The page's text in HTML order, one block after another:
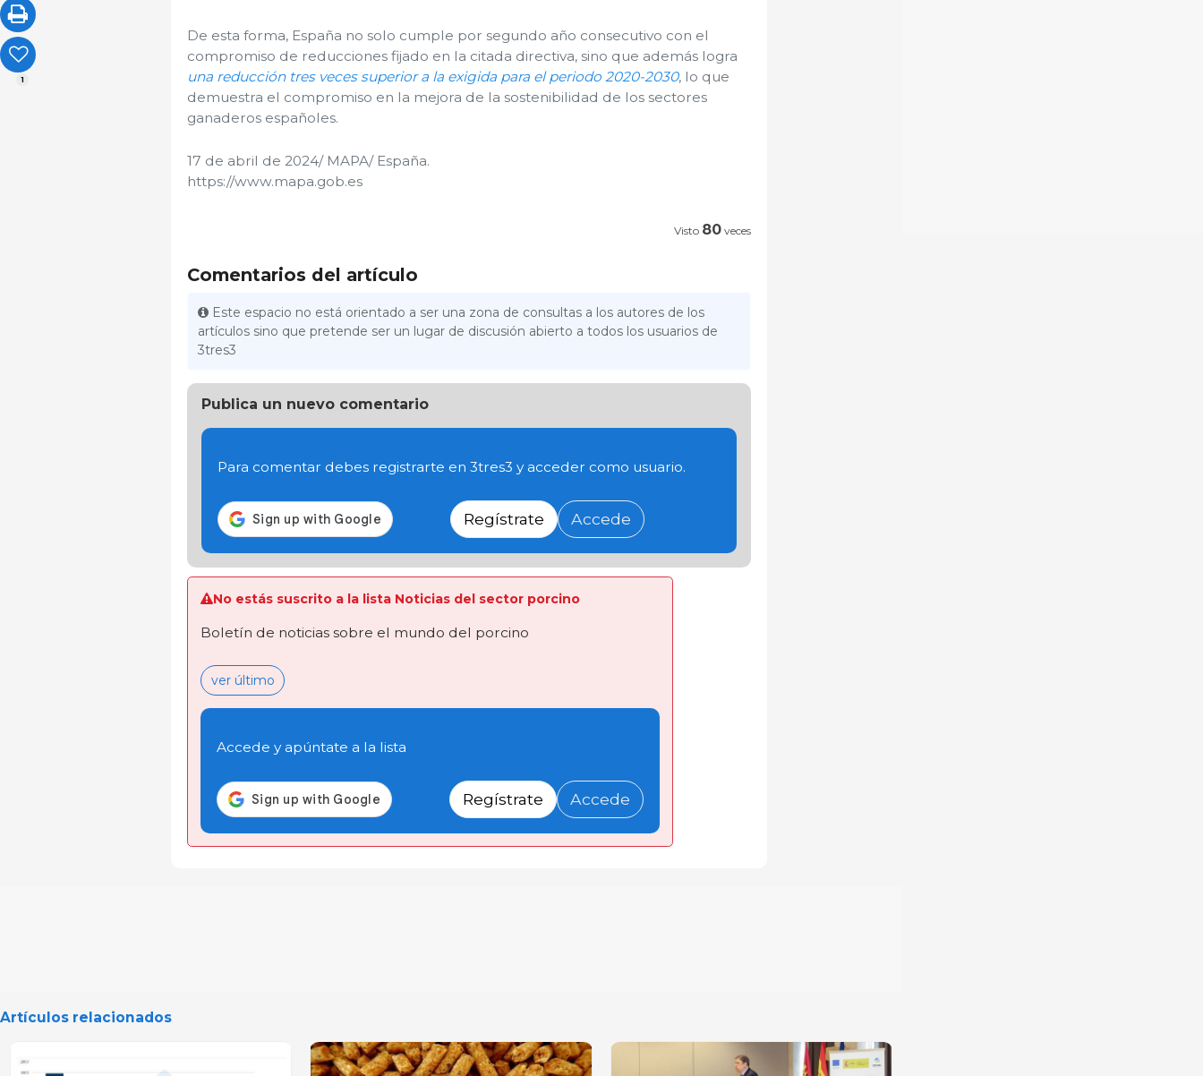
1
De esta forma, España no solo cumple por segundo año consecutivo con el
compromiso de reducciones fijado en la citada directiva, sino que además logra
una reducción tres veces superior a la exigida para el periodo 2020-2030, lo que
demuestra el compromiso en la mejora de la sostenibilidad de los sectores
ganaderos españoles.
17 de abril de 2024/ MAPA/ España.
https://www.mapa.gob.es
Visto 80 veces
Comentarios del artículo
Este espacio no está orientado a ser una zona de consultas a los autores de los
artículos sino que pretende ser un lugar de discusión abierto a todos los usuarios de
3tres3
Publica un nuevo comentario
Para comentar debes registrarte en 3tres3 y acceder como usuario.
Regístrate Accede
No estás suscrito a la lista Noticias del sector porcino
Boletín de noticias sobre el mundo del porcino
ver último
Accede y apúntate a la lista
Regístrate Accede
Artículos relacionados